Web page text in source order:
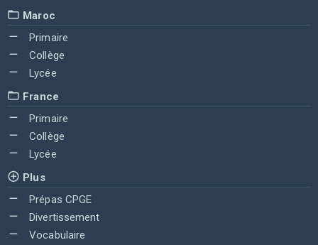
Maroc
Primaire
Collège
Lycée
France
Primaire
Collège
Lycée
Plus
Prépas CPGE
Divertissement
Vocabulaire